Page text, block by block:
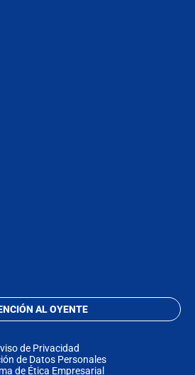
AL OYENTE
de Privacidad
de Datos Personales
de Ética Empresarial